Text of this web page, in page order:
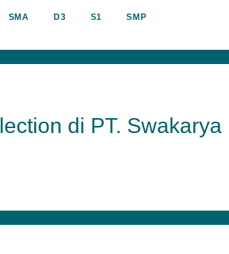
SMA D3 S1 SMP
di PT. Swakarya